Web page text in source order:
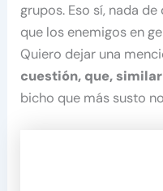
grupos. Eso sí, nada
que los enemigos en
Quiero dejar una
cuestión, que,
bicho que más susto